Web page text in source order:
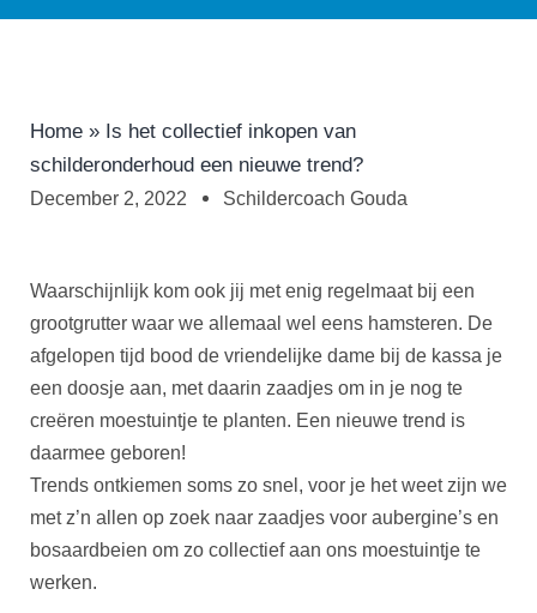
Home » Is het collectief inkopen van
schilderonderhoud een nieuwe trend?
December 2, 2022 Schildercoach Gouda
Waarschijnlijk kom ook jij met enig regelmaat bij een
grootgrutter waar we allemaal wel eens hamsteren. De
afgelopen tijd bood de vriendelijke dame bij de kassa je
een doosje aan, met daarin zaadjes om in je nog te
creëren moestuintje te planten. Een nieuwe trend is
daarmee geboren!
Trends ontkiemen soms zo snel, voor je het weet zijn we
met z’n allen op zoek naar zaadjes voor aubergine’s en
bosaardbeien om zo collectief aan ons moestuintje te
werken.